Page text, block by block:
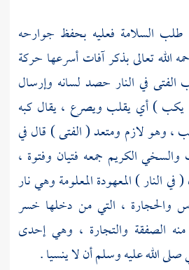
السلامة فعليه بحفظ جوارحه
الله تعالى بذكر آفات أسرعها حركة
في النار حصد لسانه وإرسال
يكب ) أي يقلب ويصرع ، يقال كبه
، وهو لازم ومتعد ( الفتى ) قال في
الكريم جمعه فتيان وفتوة ،
في النار ) المعهودة المعلومة وهي نار
والحجارة ، التي من دخلها خسر
الصفقة والتجارة ، وهي إحدى
صلى الله عليه وسلم أن لا ينسيا .